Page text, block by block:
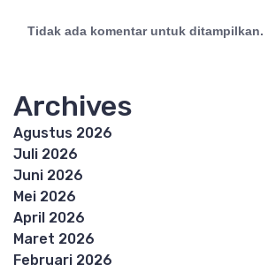
Tidak ada komentar untuk ditampilkan.
Archives
Agustus 2026
Juli 2026
Juni 2026
Mei 2026
April 2026
Maret 2026
Februari 2026